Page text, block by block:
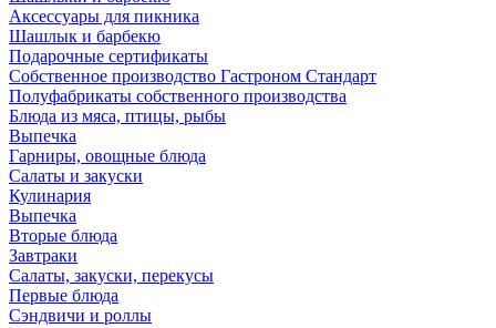
Аксессуары для пикника
Шашлык и барбекю
Подарочные сертификаты
Собственное производство Гастроном Стандарт
Полуфабрикаты собственного производства
Блюда из мяса, птицы, рыбы
Выпечка
Гарниры, овощные блюда
Салаты и закуски
Кулинария
Выпечка
Вторые блюда
Завтраки
Салаты, закуски, перекусы
Первые блюда
Сэндвичи и роллы